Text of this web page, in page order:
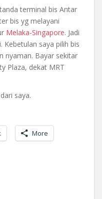
terminal bis Antar
bis yg melayani
Melaka-Singapore. Jadi
Kebetulan saya pilih bis
nyaman. Bayar sekitar
Plaza, dekat MRT
saya.
More